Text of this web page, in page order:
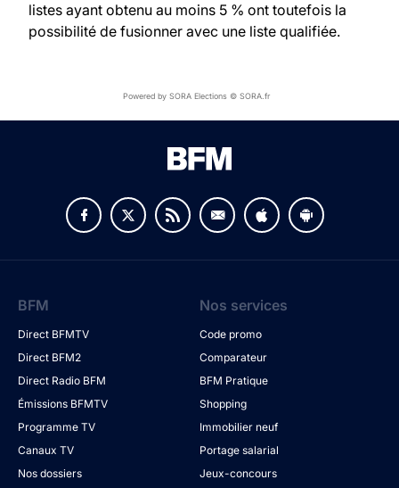
listes ayant obtenu au moins 5 % ont toutefois la
possibilité de fusionner avec une liste qualifiée.
Powered by SORA Elections © SORA.fr
BFM
Direct BFMTV
Direct BFM2
Direct Radio BFM
Émissions BFMTV
Programme TV
Canaux TV
Nos dossiers
Nos services
Code promo
Comparateur
BFM Pratique
Shopping
Immobilier neuf
Portage salarial
Jeux-concours